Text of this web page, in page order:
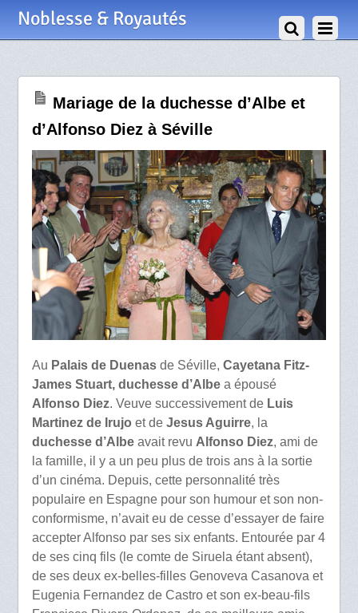
Noblesse & Royautés
Mariage de la duchesse d’Albe et
d’Alfonso Diez à Séville
Au Palais de Duenasde Séville, Cayetana Fitz-
James Stuart, duchesse d’Albea épousé
Alfonso Diez. Veuve successivement de Luis
Martinez de Irujo et de Jesus Aguirre, la
duchesse d’Albeavait revu Alfonso Diez, ami de
la famille, il y a un peu plus de trois ans à la sortie
d’un cinéma. Depuis, cette personnalité très
populaire en Espagne pour son humour et son non-
conformisme, n’avait eu de cesse d’essayer de faire
accepter Alfonso par ses six enfants. Entourée par 4
de ses cinq fils (le comte de Siruela étant absent),
de ses deux ex-belles-filles Genoveva Casanova et
Eugenia Fernandez de Castro et son ex-beau-fils